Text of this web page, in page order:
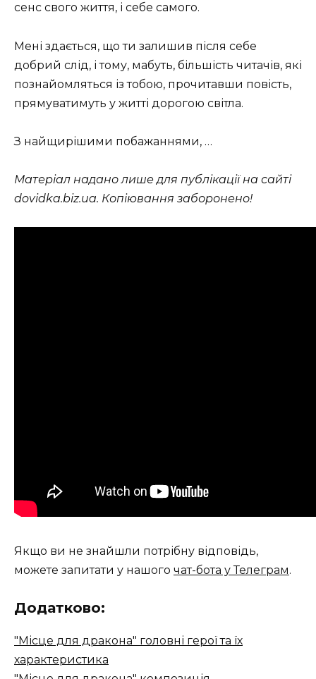
сенс свого життя, і себе самого.
Мені здається, що ти залишив після себе
добрий слід, і тому, мабуть, більшість читачів, які
познайомляться із тобою, прочитавши повість,
прямуватимуть у житті дорогою світла.
З найщирішими побажаннями, …
Матеріал надано лише для публікації на сайті
dovidka.biz.ua. Копіювання заборонено!
Якщо ви не знайшли потрібну відповідь,
можете запитати у нашого чат-бота у Телеграм.
Додатково:
"Місце для дракона" головні герої та їх
характеристика